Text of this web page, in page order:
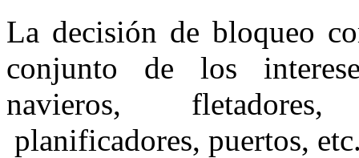
La decisión de bloqueo
conjunto de los
navieros, fletadores,
planificadores, puertos,